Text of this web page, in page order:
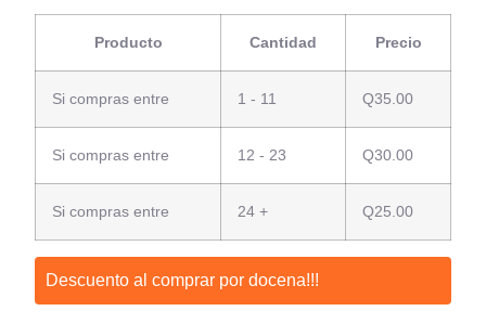
Producto Cantidad Precio
Si compras entre 1 - 11 Q35.00
Si compras entre 12 - 23 Q30.00
Si compras entre 24 + Q25.00
Descuento al comprar por docena!!!